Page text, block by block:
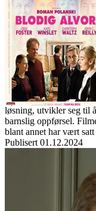
Blodig alvor
Film
Forfatter:
Leverandør:
Norgesfilm AS
Lisens:
To foreldrepar møtes
med hverandre. Det
løsning, utvikler seg til
barnslig oppførsel.
blant annet har vært
Publisert 01.12.2024